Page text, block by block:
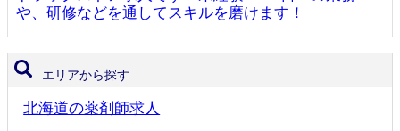
や、研修などを通してスキルを磨けます！
エリアから探す
北海道の薬剤師求人